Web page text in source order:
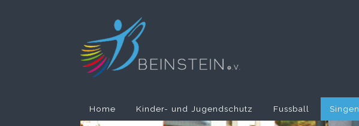
Home Kinder- und Jugendschutz Fussball Singen